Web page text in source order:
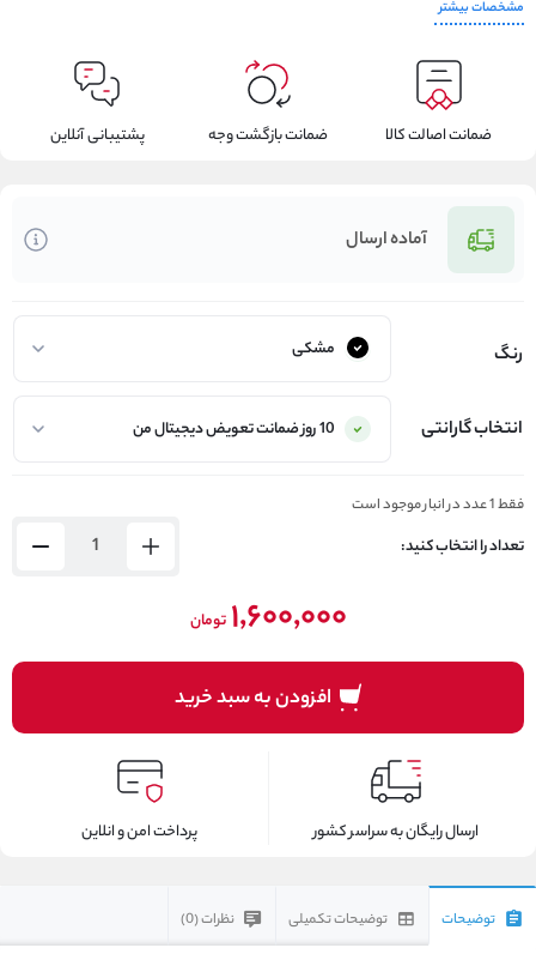
مشخصات بیشتر
ضمانت اصالت کالا ضمانت بازگشت وجه پشتیبانی آنلاین
آماده ارسال
رنگ
انتخاب گارانتی
فقط 1 عدد در انبار موجود است
تعداد را انتخاب کنید:
۱,۶۰۰,۰۰۰ تومان
افزودن به سبد خرید
ارسال رایگان به سراسر کشور پرداخت امن و انلاین
توضیحات توضیحات تکمیلی نظرات (0)